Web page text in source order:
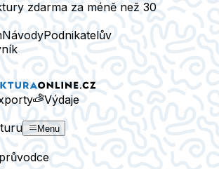
zdarma za méně než 30
NávodyPodnikatelův
Výdaje
Menu